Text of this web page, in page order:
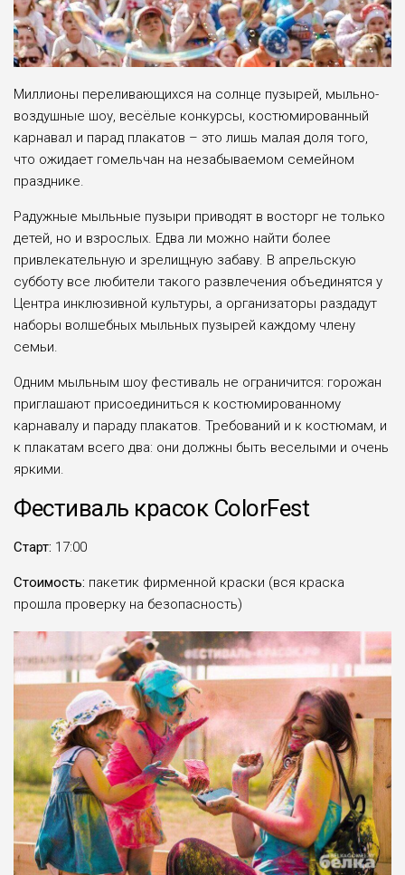
Миллионы переливающихся на солнце пузырей, мыльно-
воздушные шоу, весёлые конкурсы, костюмированный
карнавал и парад плакатов – это лишь малая доля того,
что ожидает гомельчан на незабываемом семейном
празднике.
Радужные мыльные пузыри приводят в восторг не только
детей, но и взрослых. Едва ли можно найти более
привлекательную и зрелищную забаву. В апрельскую
субботу все любители такого развлечения объединятся у
Центра инклюзивной культуры, а организаторы раздадут
наборы волшебных мыльных пузырей каждому члену
семьи.
Одним мыльным шоу фестиваль не ограничится: горожан
приглашают присоединиться к костюмированному
карнавалу и параду плакатов. Требований и к костюмам, и
к плакатам всего два: они должны быть веселыми и очень
яркими.
Фестиваль красок ColorFest
Старт: 17:00
Стоимость: пакетик фирменной краски (вся краска
прошла проверку на безопасность)